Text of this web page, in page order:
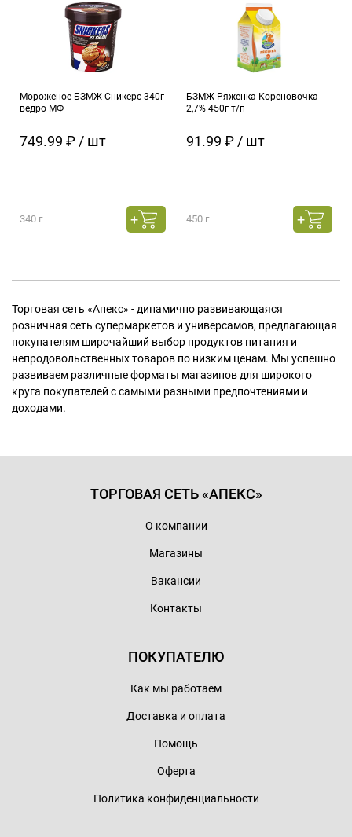
Мороженое БЗМЖ Сникерс 340г
ведро МФ
749.99 ₽ / шт
340 г
БЗМЖ Ряженка Кореновочка
2,7% 450г т/п
91.99 ₽ / шт
450 г
Торговая сеть «Апекс» - динамично развивающаяся
розничная сеть супермаркетов и универсамов, предлагающая
покупателям широчайший выбор продуктов питания и
непродовольственных товаров по низким ценам. Мы успешно
развиваем различные форматы магазинов для широкого
круга покупателей с самыми разными предпочтениями и
доходами.
ТОРГОВАЯ СЕТЬ «АПЕКС»
О компании
Магазины
Вакансии
Контакты
ПОКУПАТЕЛЮ
Как мы работаем
Доставка и оплата
Помощь
Оферта
Политика конфиденциальности